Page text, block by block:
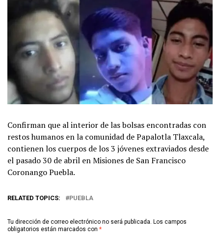
Confirman que al interior de las bolsas encontradas con
restos humanos en la comunidad de Papalotla Tlaxcala,
contienen los cuerpos de los 3 jóvenes extraviados desde
el pasado 30 de abril en Misiones de San Francisco
Coronango Puebla.
RELATED TOPICS: PUEBLA
Tu dirección de correo electrónico no será publicada. Los campos
obligatorios están marcados con *